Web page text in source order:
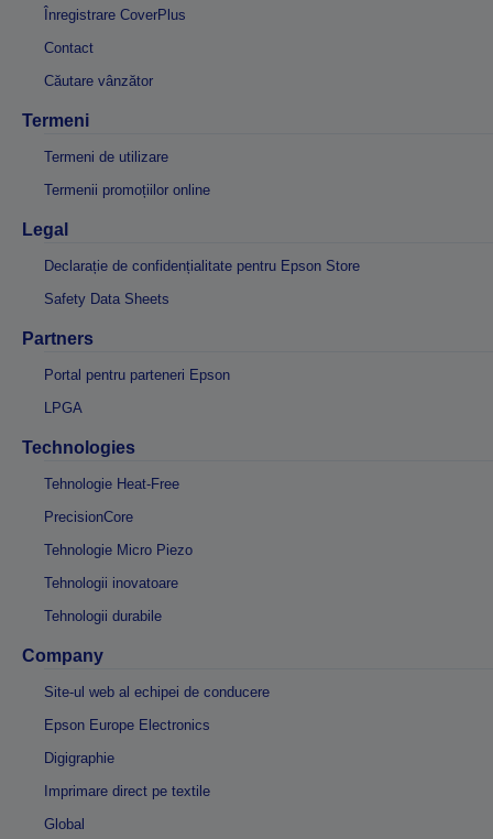
Înregistrare CoverPlus
Contact
Căutare vânzător
Termeni
Termeni de utilizare
Termenii promoțiilor online
Legal
Declarație de confidențialitate pentru Epson Store
Safety Data Sheets
Partners
Portal pentru parteneri Epson
LPGA
Technologies
Tehnologie Heat-Free
PrecisionCore
Tehnologie Micro Piezo
Tehnologii inovatoare
Tehnologii durabile
Company
Site-ul web al echipei de conducere
Epson Europe Electronics
Digigraphie
Imprimare direct pe textile
Global